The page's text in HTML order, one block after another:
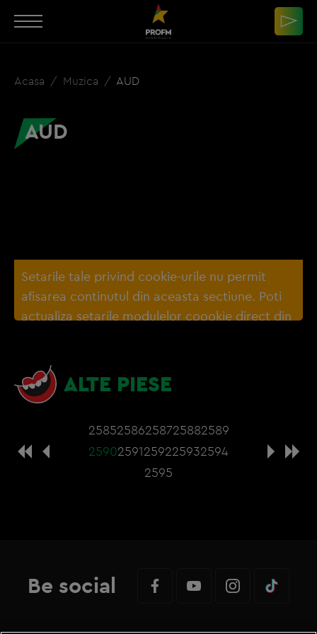
Acasa Muzica AUD
AUD
Setarile tale privind cookie-urile nu permit
afisarea continutul din aceasta sectiune. Poti
actualiza setarile modulelor coookie direct din
ALTE PIESE
25852586258725882589
25902591259225932594
2595
Be social